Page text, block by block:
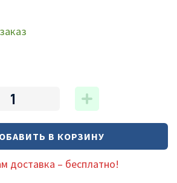
В КОРЗИНУ
доставка – бесплатно!